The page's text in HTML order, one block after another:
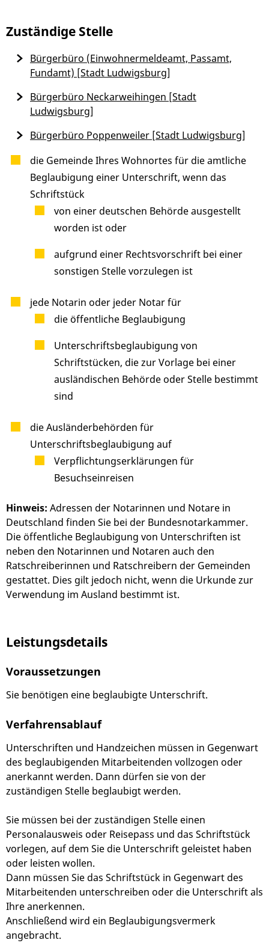
Zuständige Stelle
die Gemeinde Ihres Wohnortes für die amtliche
Beglaubigung einer Unterschrift, wenn das
Schriftstück
von einer deutschen Behörde ausgestellt
worden ist oder
aufgrund einer Rechtsvorschrift bei einer
sonstigen Stelle vorzulegen ist
jede Notarin oder jeder Notar für
die öffentliche Beglaubigung
Unterschriftsbeglaubigung von
Schriftstücken, die zur Vorlage bei einer
ausländischen Behörde oder Stelle bestimmt
sind
die Ausländerbehörden für
Unterschriftsbeglaubigung auf
Verpflichtungserklärungen für
Besuchseinreisen
Hinweis: Adressen der Notarinnen und Notare in
Deutschland finden Sie bei der Bundesnotarkammer.
Die öffentliche Beglaubigung von Unterschriften ist
neben den Notarinnen und Notaren auch den
Ratschreiberinnen und Ratschreibern der Gemeinden
gestattet. Dies gilt jedoch nicht, wenn die Urkunde zur
Verwendung im Ausland bestimmt ist.
Bürgerbüro (Einwohnermeldeamt, Passamt,
Fundamt) [Stadt Ludwigsburg]
Bürgerbüro Neckarweihingen [Stadt
Ludwigsburg]
Bürgerbüro Poppenweiler [Stadt Ludwigsburg]
Leistungsdetails
Voraussetzungen
Sie benötigen eine beglaubigte Unterschrift.
Verfahrensablauf
Unterschriften und Handzeichen müssen in Gegenwart
des beglaubigenden Mitarbeitenden vollzogen oder
anerkannt werden. Dann dürfen sie von der
zuständigen Stelle beglaubigt werden.
Sie müssen bei der zuständigen Stelle einen
Personalausweis oder Reisepass und das Schriftstück
vorlegen, auf dem Sie die Unterschrift geleistet haben
oder leisten wollen.
Dann müssen Sie das Schriftstück in Gegenwart des
Mitarbeitenden unterschreiben oder die Unterschrift als
Ihre anerkennen.
Anschließend wird ein Beglaubigungsvermerk
angebracht.